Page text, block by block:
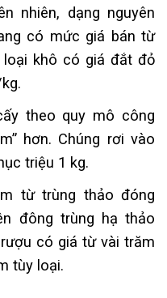
nhiên, dạng nguyên
có mức giá bán từ
khô có giá đắt đỏ
theo quy mô công
hơn. Chúng rơi vào
triệu 1 kg.
từ trùng thảo đóng
đông trùng hạ thảo
có giá từ vài trăm
tùy loại.